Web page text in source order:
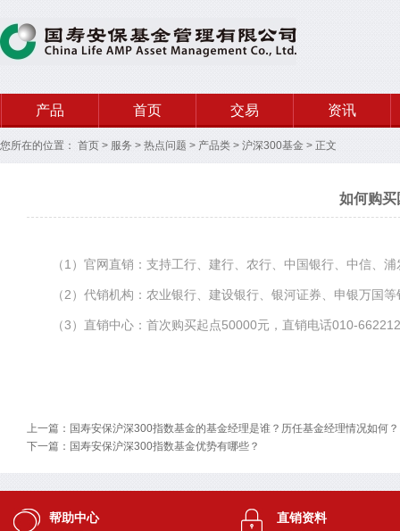
产品 首页 交易 资讯
您所在的位置： 首页 > 服务 > 热点问题 > 产品类 > 沪深300基金 > 正文
如何购买
（1）官网直销：支持工行、建行、农行、中国银行、中信、
（2）代销机构：农业银行、建设银行、银河证券、申银万国
（3）直销中心：首次购买起点50000元，直销电话010-
上一篇：国寿安保沪深300指数基金的基金经理是谁？历任基金经理情况如何？
下一篇：国寿安保沪深300指数基金优势有哪些？
帮助中心 直销资料